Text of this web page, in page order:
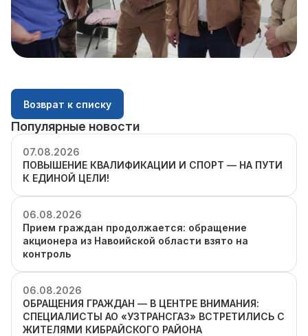
Возврат к списку
Популярные новости
07.08.2026
ПОВЫШЕНИЕ КВАЛИФИКАЦИИ И СПОРТ — НА ПУТИ
К ЕДИНОЙ ЦЕЛИ!
06.08.2026
Прием граждан продолжается: обращение
акционера из Навоийской области взято на
контроль
06.08.2026
ОБРАЩЕНИЯ ГРАЖДАН — В ЦЕНТРЕ ВНИМАНИЯ:
СПЕЦИАЛИСТЫ АО «УЗТРАНСГАЗ» ВСТРЕТИЛИСЬ С
ЖИТЕЛЯМИ КИБРАЙСКОГО РАЙОНА